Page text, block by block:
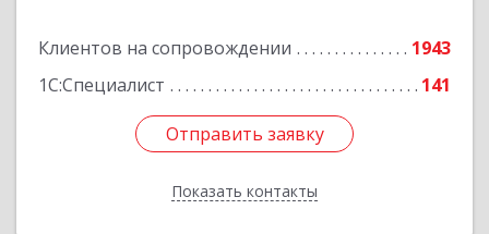
Клиентов на сопровождении
1943
1С:Специалист
141
Отправить заявку
Показать контакты
Подробнее
Отправить заявку
Назад